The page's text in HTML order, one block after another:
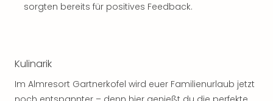
sorgten bereits für positives Feedback.
Kulinarik
Im Almresort Gartnerkofel wird euer Familienurlaub jetzt